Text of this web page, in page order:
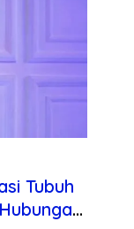
Tubuh